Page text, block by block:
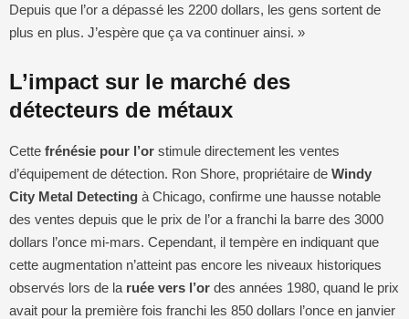
Depuis que l’or a dépassé les 2200 dollars, les gens sortent de
plus en plus. J’espère que ça va continuer ainsi. »
L’impact sur le marché des
détecteurs de métaux
Cette frénésie pour l’or stimule directement les ventes
d’équipement de détection. Ron Shore, propriétaire de Windy
City Metal Detecting à Chicago, confirme une hausse notable
des ventes depuis que le prix de l’or a franchi la barre des 3000
dollars l’once mi-mars. Cependant, il tempère en indiquant que
cette augmentation n’atteint pas encore les niveaux historiques
observés lors de la ruée vers l’or des années 1980, quand le prix
avait pour la première fois franchi les 850 dollars l’once en janvier